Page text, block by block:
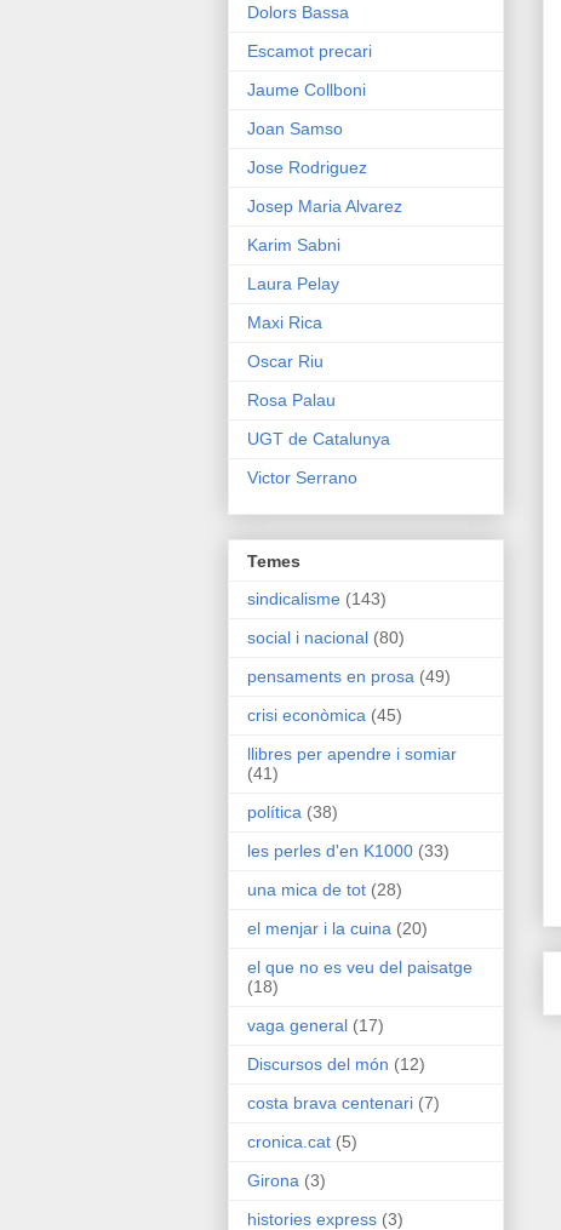
Dolors Bassa
Escamot precari
Jaume Collboni
Joan Samso
Jose Rodriguez
Josep Maria Alvarez
Karim Sabni
Laura Pelay
Maxi Rica
Oscar Riu
Rosa Palau
UGT de Catalunya
Victor Serrano
Temes
sindicalisme (143)
social i nacional (80)
pensaments en prosa (49)
crisi econòmica (45)
llibres per apendre i somiar
(41)
política (38)
les perles d'en K1000 (33)
una mica de tot (28)
el menjar i la cuina (20)
el que no es veu del paisatge
(18)
vaga general (17)
Discursos del món (12)
costa brava centenari (7)
cronica.cat (5)
Girona (3)
histories express (3)